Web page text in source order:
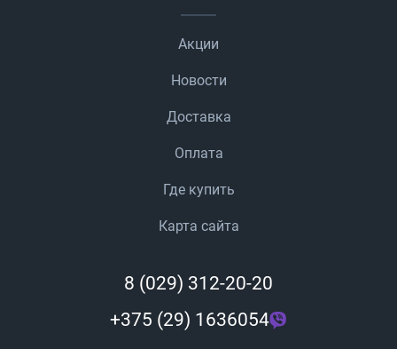
Акции
Новости
Доставка
Оплата
Где купить
Карта сайта
8 (029) 312-20-20
+375 (29) 1636054